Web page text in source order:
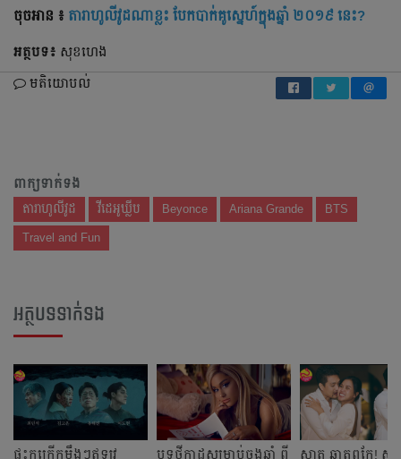
ចុចអាន ៖ តារា​ហូលីវូដណា​ខ្លះ​ បែកបាក់គូស្នេហ៍​ក្នុង​ឆ្នាំ ​២០១៩​ នេះ​​?
អត្ថបទ៖ សុខហេង
មតិយោបល់
ពាក្យទាក់ទង
តារាហូលីវូដ វីដេអូឃ្លីប Beyonce Ariana Grande BTS
Travel and Fun
អត្ថបទទាក់ទង
ផ្ទុះកក្រើកម្លឹងៗឥឡូវ បទ​ថ្មីកាដូសម្រាប់ចុងឆ្នាំ ពី ស្អាត ឆ្លាតពូកែ! សុភ័